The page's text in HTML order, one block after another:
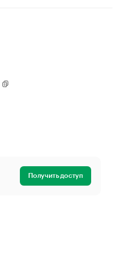
Получить доступ